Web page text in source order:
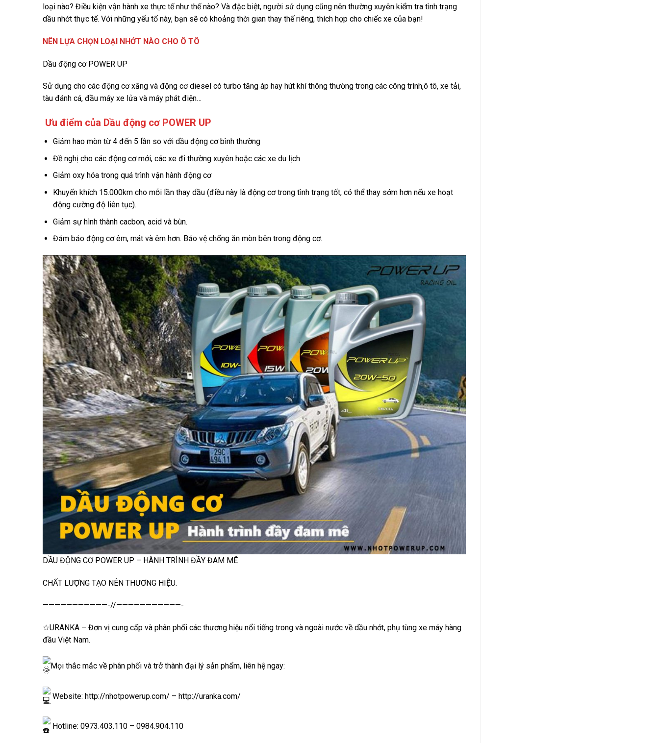
loại nào? Điều kiện vận hành xe thực tế như thế nào? Và đặc biệt, người sử dụng cũng nên thường xuyên kiểm tra tình trạng
dầu nhớt thực tế. Với những yếu tố này, bạn sẽ có khoảng thời gian thay thế riêng, thích hợp cho chiếc xe của bạn!
NÊN LỰA CHỌN LOẠI NHỚT NÀO CHO Ô TÔ
Dầu động cơ POWER UP
Sử dụng cho các động cơ xăng và động cơ diesel có turbo tăng áp hay hút khí thông thường trong các công trình,ô tô, xe tải,
tàu đánh cá, đầu máy xe lửa và máy phát điện…
Ưu điểm của Dầu động cơ POWER UP
Giảm hao mòn từ 4 đến 5 lần so với dầu động cơ bình thường
Đề nghị cho các động cơ mới, các xe đi thường xuyên hoặc các xe du lịch
Giảm oxy hóa trong quá trình vận hành động cơ
Khuyến khích 15.000km cho mỗi lần thay dầu (điều này là động cơ trong tình trạng tốt, có thể thay sớm hơn nếu xe hoạt
động cường độ liên tục).
Giảm sự hình thành cacbon, acid và bùn.
Đảm bảo động cơ êm, mát và êm hơn. Bảo vệ chống ăn mòn bên trong động cơ.
DẦU ĐỘNG CƠ POWER UP – HÀNH TRÌNH ĐẦY ĐAM MÊ
CHẤT LƯỢNG TẠO NÊN THƯƠNG HIỆU.
———————————-//———————————-
☆URANKA – Đơn vị cung cấp và phân phối các thương hiệu nổi tiếng trong và ngoài nước về dầu nhớt, phụ tùng xe máy hàng
đầu Việt Nam.
Mọi thắc mắc về phân phối và trở thành đại lý sản phẩm, liên hệ ngay:
Website: http://nhotpowerup.com/ – http://uranka.com/
Hotline: 0973.403.110 – 0984.904.110